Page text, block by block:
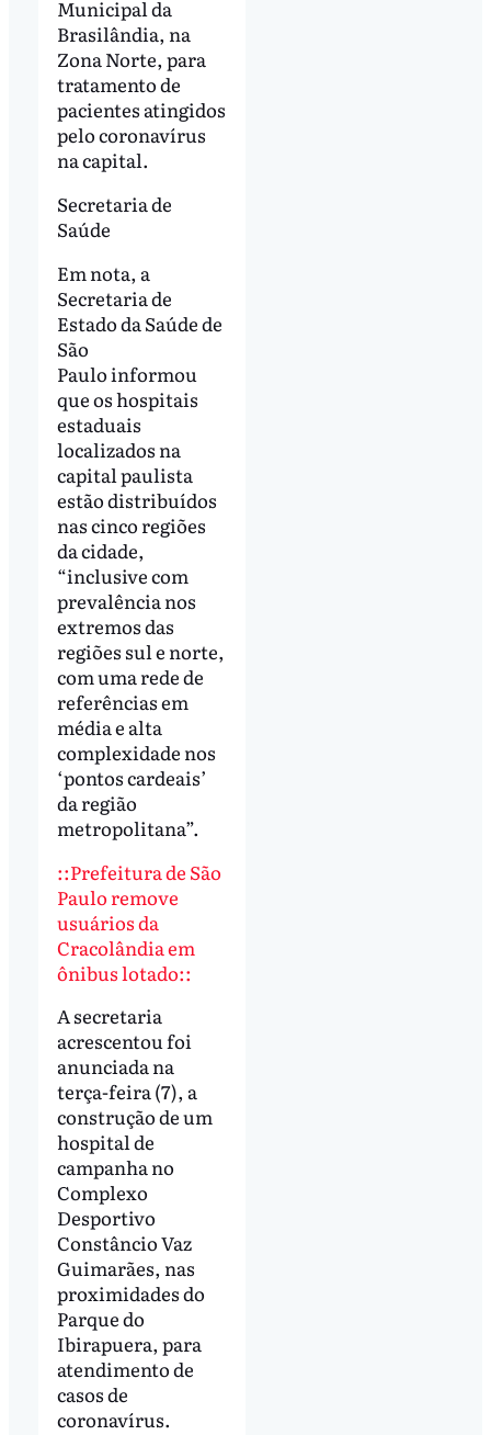
Municipal da
Brasilândia, na
Zona Norte, para
tratamento de
pacientes atingidos
pelo coronavírus
na capital.
Secretaria de
Saúde
Em nota, a
Secretaria de
Estado da Saúde de
São
Paulo informou
que os hospitais
estaduais
localizados na
capital paulista
estão distribuídos
nas cinco regiões
da cidade,
“inclusive com
prevalência nos
extremos das
regiões sul e norte,
com uma rede de
referências em
média e alta
complexidade nos
‘pontos cardeais’
da região
metropolitana”.
::Prefeitura de São
Paulo remove
usuários da
Cracolândia em
ônibus lotado::
A secretaria
acrescentou foi
anunciada na
terça-feira (7), a
construção de um
hospital de
campanha no
Complexo
Desportivo
Constâncio Vaz
Guimarães, nas
proximidades do
Parque do
Ibirapuera, para
atendimento de
casos de
coronavírus.